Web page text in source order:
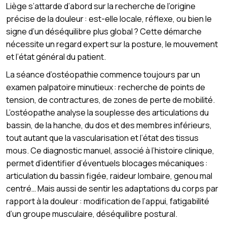
Liège s’attarde d’abord sur la recherche de l’origine
précise de la douleur : est-elle locale, réflexe, ou bien le
signe d’un déséquilibre plus global ? Cette démarche
nécessite un regard expert sur la posture, le mouvement
et l’état général du patient.
La séance d’ostéopathie commence toujours par un
examen palpatoire minutieux : recherche de points de
tension, de contractures, de zones de perte de mobilité.
L’ostéopathe analyse la souplesse des articulations du
bassin, de la hanche, du dos et des membres inférieurs,
tout autant que la vascularisation et l’état des tissus
mous. Ce diagnostic manuel, associé à l’histoire clinique,
permet d’identifier d’éventuels blocages mécaniques :
articulation du bassin figée, raideur lombaire, genou mal
centré… Mais aussi de sentir les adaptations du corps par
rapport à la douleur : modification de l’appui, fatigabilité
d’un groupe musculaire, déséquilibre postural.